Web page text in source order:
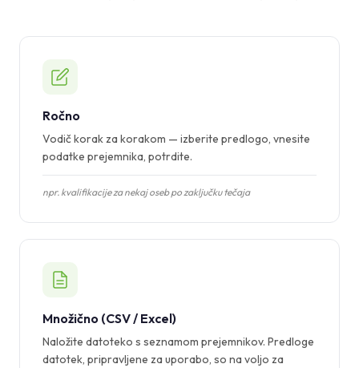
Ročno
Vodič korak za korakom — izberite predlogo, vnesite
podatke prejemnika, potrdite.
npr. kvalifikacije za nekaj oseb po zaključku tečaja
Množično (CSV / Excel)
Naložite datoteko s seznamom prejemnikov. Predloge
datotek, pripravljene za uporabo, so na voljo za